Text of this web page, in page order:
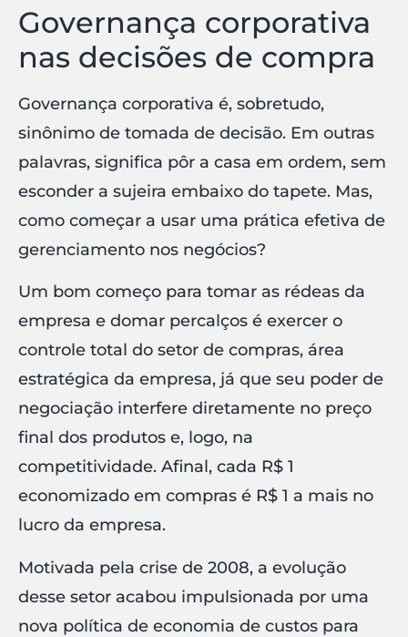
Governança corporativa
nas decisões de compra
Governança corporativa é, sobretudo,
sinônimo de tomada de decisão. Em outras
palavras, significa pôr a casa em ordem, sem
esconder a sujeira embaixo do tapete. Mas,
como começar a usar uma prática efetiva de
gerenciamento nos negócios?
Um bom começo para tomar as rédeas da
empresa e domar percalços é exercer o
controle total do setor de compras, área
estratégica da empresa, já que seu poder de
negociação interfere diretamente no preço
final dos produtos e, logo, na
competitividade. Afinal, cada R$ 1
economizado em compras é R$ 1 a mais no
lucro da empresa.
Motivada pela crise de 2008, a evolução
desse setor acabou impulsionada por uma
nova política de economia de custos para